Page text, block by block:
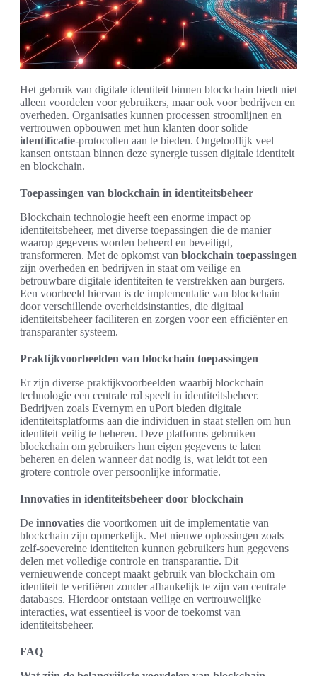
Het gebruik van digitale identiteit binnen blockchain biedt niet
alleen voordelen voor gebruikers, maar ook voor bedrijven en
overheden. Organisaties kunnen processen stroomlijnen en
vertrouwen opbouwen met hun klanten door solide
identificatie-protocollen aan te bieden. Ongelooflijk veel
kansen ontstaan binnen deze synergie tussen digitale identiteit
en blockchain.
Toepassingen van blockchain in identiteitsbeheer
Blockchain technologie heeft een enorme impact op
identiteitsbeheer, met diverse toepassingen die de manier
waarop gegevens worden beheerd en beveiligd,
transformeren. Met de opkomst van blockchain toepassingen
zijn overheden en bedrijven in staat om veilige en
betrouwbare digitale identiteiten te verstrekken aan burgers.
Een voorbeeld hiervan is de implementatie van blockchain
door verschillende overheidsinstanties, die digitaal
identiteitsbeheer faciliteren en zorgen voor een efficiënter en
transparanter systeem.
Praktijkvoorbeelden van blockchain toepassingen
Er zijn diverse praktijkvoorbeelden waarbij blockchain
technologie een centrale rol speelt in identiteitsbeheer.
Bedrijven zoals Evernym en uPort bieden digitale
identiteitsplatforms aan die individuen in staat stellen om hun
identiteit veilig te beheren. Deze platforms gebruiken
blockchain om gebruikers hun eigen gegevens te laten
beheren en delen wanneer dat nodig is, wat leidt tot een
grotere controle over persoonlijke informatie.
Innovaties in identiteitsbeheer door blockchain
De innovaties die voortkomen uit de implementatie van
blockchain zijn opmerkelijk. Met nieuwe oplossingen zoals
zelf-soevereine identiteiten kunnen gebruikers hun gegevens
delen met volledige controle en transparantie. Dit
vernieuwende concept maakt gebruik van blockchain om
identiteit te verifiëren zonder afhankelijk te zijn van centrale
databases. Hierdoor ontstaan veilige en vertrouwelijke
interacties, wat essentieel is voor de toekomst van
identiteitsbeheer.
FAQ